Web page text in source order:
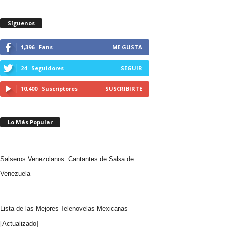
Síguenos
1,396 Fans ME GUSTA
24 Seguidores SEGUIR
10,400 Suscriptores SUSCRIBIRTE
Lo Más Popular
Salseros Venezolanos: Cantantes de Salsa de
Venezuela
Lista de las Mejores Telenovelas Mexicanas
[Actualizado]